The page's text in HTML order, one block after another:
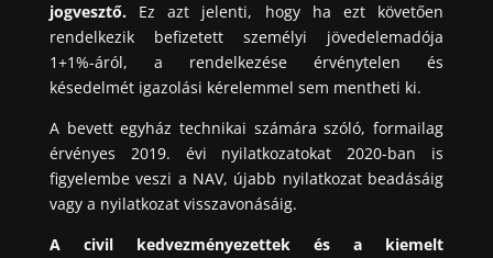
jogvesztő. Ez azt jelenti, hogy ha ezt követően
rendelkezik befizetett személyi jövedelemadója
1+1%-áról, a rendelkezése érvénytelen és
késedelmét igazolási kérelemmel sem mentheti ki.
A bevett egyház technikai számára szóló, formailag
érvényes 2019. évi nyilatkozatokat 2020-ban is
figyelembe veszi a NAV, újabb nyilatkozat beadásáig
vagy a nyilatkozat visszavonásáig.
A civil kedvezményezettek és a kiemelt